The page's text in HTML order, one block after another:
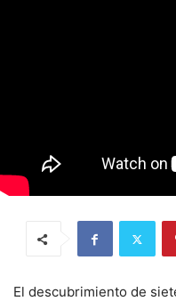
El descubrimiento de